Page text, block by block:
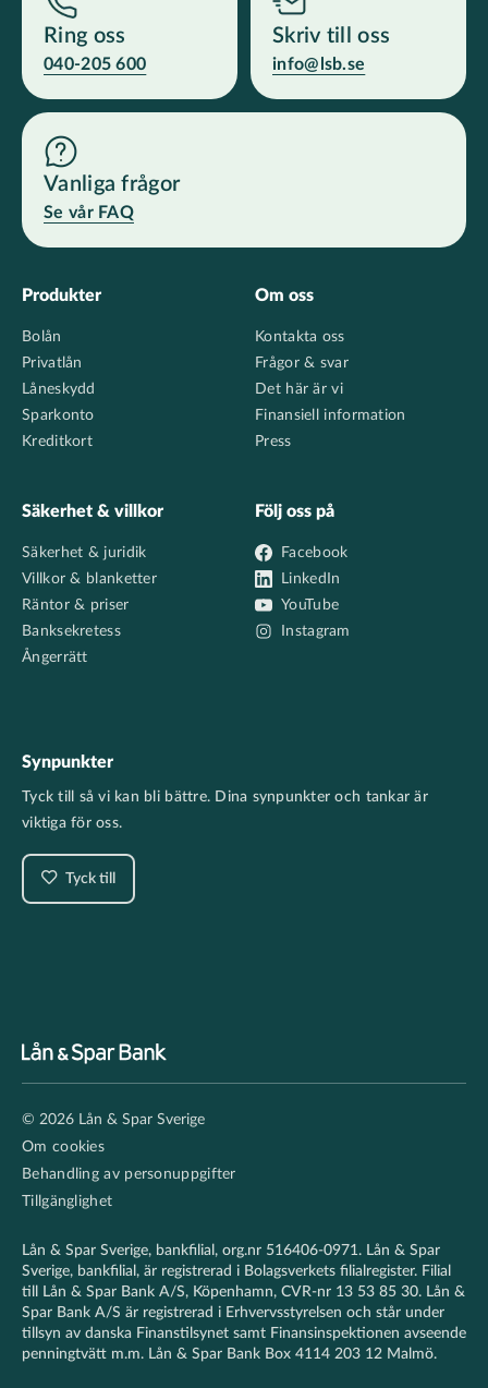
Ring oss
040-205 600
Skriv till oss
info@lsb.se
Vanliga frågor
Se vår FAQ
Footer
Produkter
Bolån
Privatlån
Låneskydd
Sparkonto
Kreditkort
Om oss
Kontakta oss
Frågor & svar
Det här är vi
Finansiell information
Press
Säkerhet & villkor
Säkerhet & juridik
Villkor & blanketter
Räntor & priser
Banksekretess
Ångerrätt
Följ oss på
Facebook
LinkedIn
YouTube
Instagram
Synpunkter
Tyck till så vi kan bli bättre. Dina synpunkter och tankar är
viktiga för oss.
Tyck till
secondary
© 2026 Lån & Spar Sverige
Om cookies
Behandling av personuppgifter
Tillgänglighet
Lån & Spar Sverige, bankfilial, org.nr 516406-0971. Lån & Spar
Sverige, bankfilial, är registrerad i Bolagsverkets filialregister. Filial
till Lån & Spar Bank A/S, Köpenhamn, CVR-nr 13 53 85 30. Lån &
Spar Bank A/S är registrerad i Erhvervsstyrelsen och står under
tillsyn av danska Finanstilsynet samt Finansinspektionen avseende
penningtvätt m.m. Lån & Spar Bank Box 4114 203 12 Malmö.